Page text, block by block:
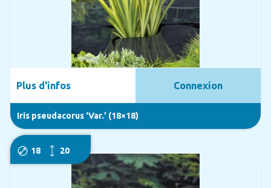
Iris pseudacorus ‘Var.’ (18×18)
Plus d'infos Connexion
18 20